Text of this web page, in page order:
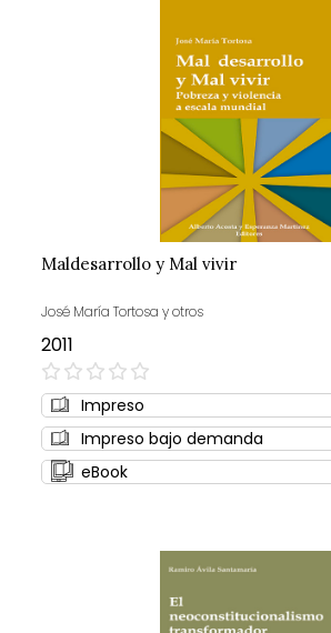
Maldesarrollo y Mal vivir
José María Tortosa y otros
2011
0%
Impreso
Impreso bajo demanda
eBook